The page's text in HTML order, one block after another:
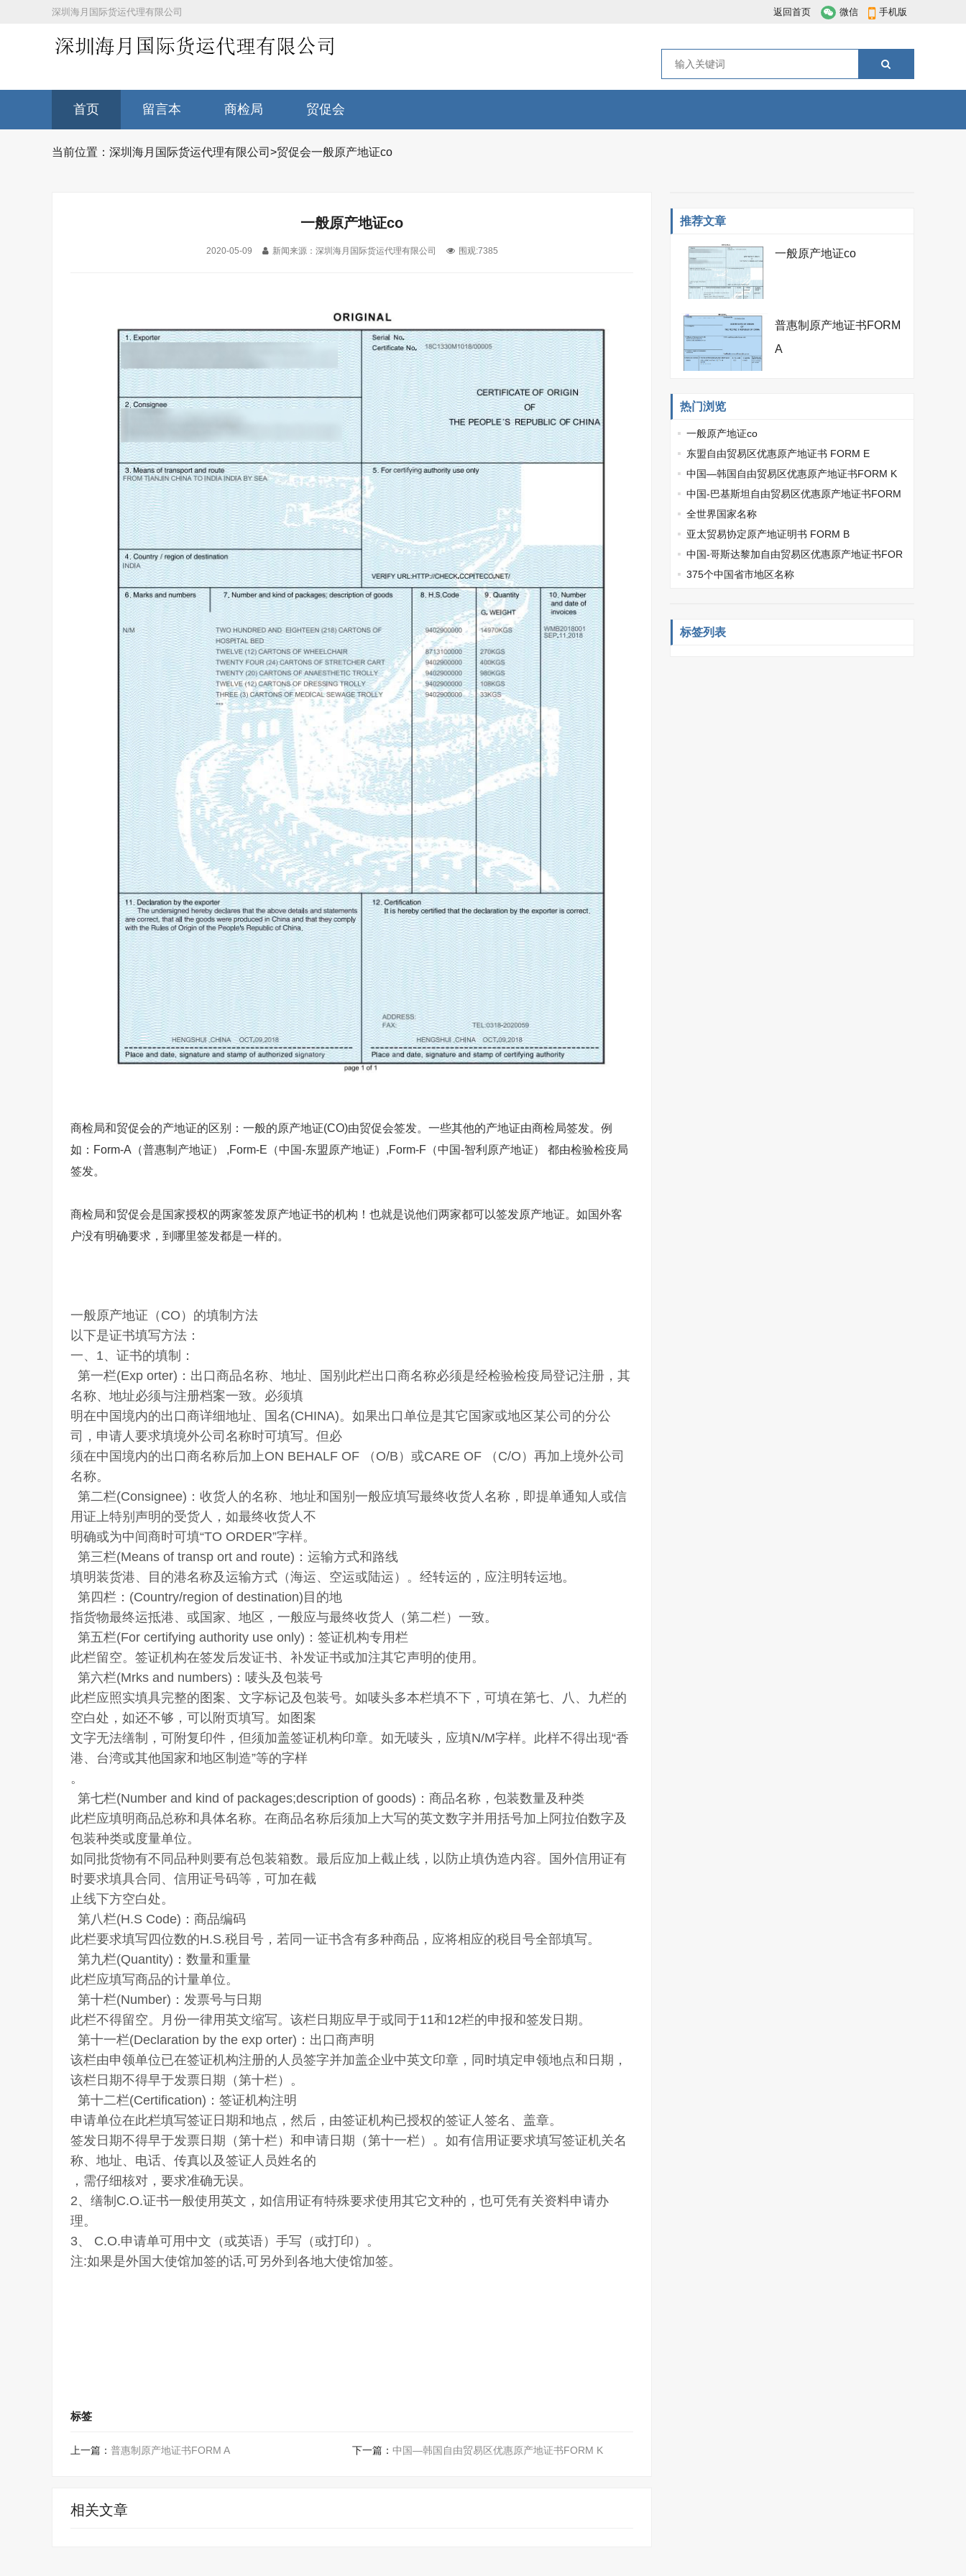
深圳海月国际货运代理有限公司 返回首页 微信 手机版
首页 留言本 商检局 贸促会
当前位置： 深圳海月国际货运代理有限公司 >贸促会一般原产地证co
一般原产地证co
2020-05-09 新闻来源：深圳海月国际货运代理有限公司 围观:7385
商检局和贸促会的产地证的区别
：一般的原产地证(CO)由贸促会签发。一些其他的产地证由商检局签发。例
如：Form-A（普惠制产地证）
,Form-E（中国-东盟原产地证）,Form-F（中国-智利原产地证） 都由检验检疫局
签发。
商检局和贸促会是国家授权的两家签发原产地证书的机构！也就是说他们两家都可以签发原产地证。如国外客
户没有明确要求，到哪里签发都是一样的。
一般原产地证（CO）的填制方法
以下是证书填写方法：
一、1、证书的填制：
第一栏(Exp orter)：出口商品名称、地址、国别此栏出口商名称必须是经检验检疫局登记注册，其
名称、地址必须与注册档案一致。必须填
明在中国境内的出口商详细地址、国名(CHINA)。如果出口单位是其它国家或地区某公司的分公
司，申请人要求填境外公司名称时可填写。但必
须在中国境内的出口商名称后加上ON BEHALF OF （O/B）或CARE OF （C/O）再加上境外公司
名称。
第二栏(Consignee)：收货人的名称、地址和国别一般应填写最终收货人名称，即提单通知人或信
用证上特别声明的受货人，如最终收货人不
明确或为中间商时可填“TO ORDER”字样。
第三栏(Means of transp ort and route)：运输方式和路线
填明装货港、目的港名称及运输方式（海运、空运或陆运）。经转运的，应注明转运地。
第四栏：(Country/region of destination)目的地
指货物最终运抵港、或国家、地区，一般应与最终收货人（第二栏）一致。
第五栏(For certifying authority use only)：签证机构专用栏
此栏留空。签证机构在签发后发证书、补发证书或加注其它声明的使用。
第六栏(Mrks and numbers)：唛头及包装号
此栏应照实填具完整的图案、文字标记及包装号。如唛头多本栏填不下，可填在第七、八、九栏的
空白处，如还不够，可以附页填写。如图案
文字无法缮制，可附复印件，但须加盖签证机构印章。如无唛头，应填N/M字样。此样不得出现“香
港、台湾或其他国家和地区制造”等的字样
。
第七栏(Number and kind of packages;description of goods)：商品名称，包装数量及种类
此栏应填明商品总称和具体名称。在商品名称后须加上大写的英文数字并用括号加上阿拉伯数字及
包装种类或度量单位。
如同批货物有不同品种则要有总包装箱数。最后应加上截止线，以防止填伪造内容。国外信用证有
时要求填具合同、信用证号码等，可加在截
止线下方空白处。
第八栏(H.S Code)：商品编码
此栏要求填写四位数的H.S.税目号，若同一证书含有多种商品，应将相应的税目号全部填写。
第九栏(Quantity)：数量和重量
此栏应填写商品的计量单位。
第十栏(Number)：发票号与日期
此栏不得留空。月份一律用英文缩写。该栏日期应早于或同于11和12栏的申报和签发日期。
第十一栏(Declaration by the exp orter)：出口商声明
该栏由申领单位已在签证机构注册的人员签字并加盖企业中英文印章，同时填定申领地点和日期，
该栏日期不得早于发票日期（第十栏）。
第十二栏(Certification)：签证机构注明
申请单位在此栏填写签证日期和地点，然后，由签证机构已授权的签证人签名、盖章。
签发日期不得早于发票日期（第十栏）和申请日期（第十一栏）。如有信用证要求填写签证机关名
称、地址、电话、传真以及签证人员姓名的
，需仔细核对，要求准确无误。
2、缮制C.O.证书一般使用英文，如信用证有特殊要求使用其它文种的，也可凭有关资料申请办
理。
3、 C.O.申请单可用中文（或英语）手写（或打印）。
注:如果是外国大使馆加签的话,可另外到各地大使馆加签。
标签
上一篇： 普惠制原产地证书FORM A 下一篇： 中国—韩国自由贸易区优惠原产地证书FORM K
相关文章
推荐文章
一般原产地证co
普惠制原产地证书FORM
A
热门浏览
一般原产地证co
东盟自由贸易区优惠原产地证书 FORM E
中国—韩国自由贸易区优惠原产地证书FORM K
中国-巴基斯坦自由贸易区优惠原产地证书FORM
P 全世界国家名称
亚太贸易协定原产地证明书 FORM B
中国-哥斯达黎加自由贸易区优惠原产地证书FOR
M L375个中国省市地区名称
标签列表